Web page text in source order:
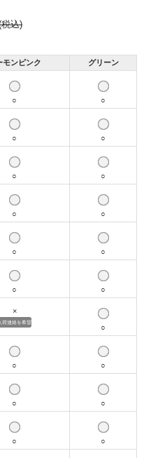
込)
モンピンク グリーン
○
○
○
○
○
○
○
○
○
○
○
○
×
荷連絡を希望
○
○
○
○
○
○
○